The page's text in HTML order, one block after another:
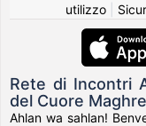
utilizzo|
Rete di Incontri
del Cuore
Ahlan wa sahlan!